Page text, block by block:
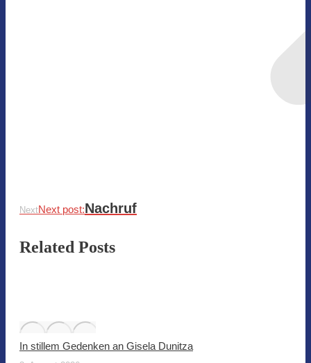
NextNext post:Nachruf
Related Posts
In stillem Gedenken an Gisela Dunitza